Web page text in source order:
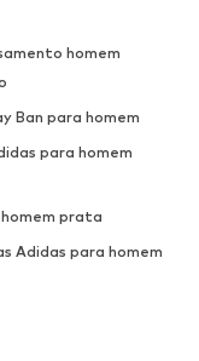
homem
Ban para homem
para homem
homem prata
Adidas para homem